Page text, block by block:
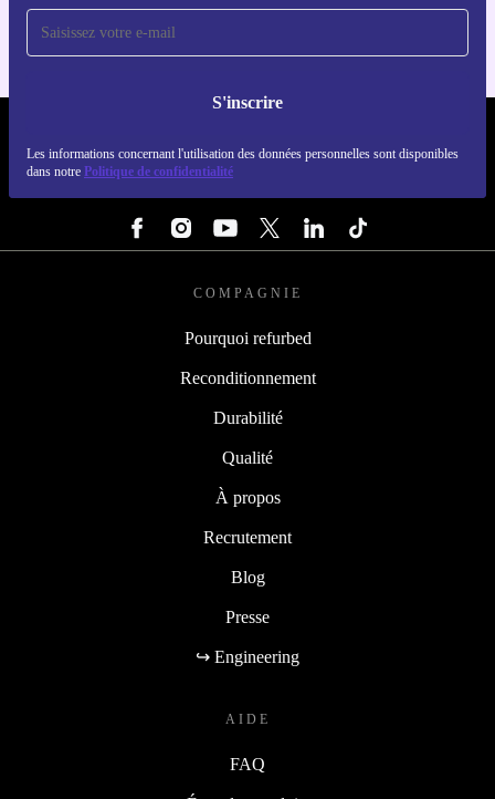
S'inscrire
Les informations concernant l'utilisation des données personnelles sont disponibles
dans notre Politique de confidentialité
COMPAGNIE
Pourquoi refurbed
Reconditionnement
Durabilité
Qualité
À propos
Recrutement
Blog
Presse
↪ Engineering
AIDE
FAQ